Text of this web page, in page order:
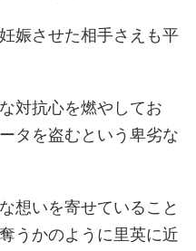
娠させた相手さえも平
対抗心を燃やしてお
タを盗むという卑劣な
想いを寄せていること
うかのように里英に近